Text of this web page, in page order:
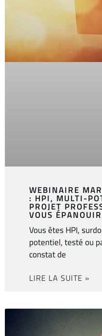
WEBINAIRE
: HPI, MULTI-
PROJET
VOUS
Vous êtes HPI,
potentiel, testé ou
constat de
LIRE LA SUITE »